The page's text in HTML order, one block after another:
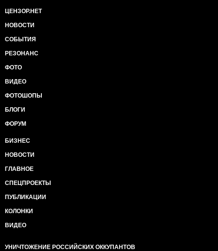
ЦЕНЗОР.НЕТ
НОВОСТИ
СОБЫТИЯ
РЕЗОНАНС
ФОТО
ВИДЕО
ФОТОШОПЫ
БЛОГИ
ФОРУМ
БИЗНЕС
НОВОСТИ
ГЛАВНОЕ
СПЕЦПРОЕКТЫ
ПУБЛИКАЦИИ
КОЛОНКИ
ВИДЕО
УНИЧТОЖЕНИЕ РОССИЙСКИХ ОККУПАНТОВ